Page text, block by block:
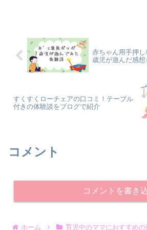
赤ちゃん用手押し
歳児が遊んだ感想
すくすくローチェアの口コミ！テーブル
付きの体験談をブログで紹介
コメント
コメントを書き
ホーム 育児中のママにおすすめの